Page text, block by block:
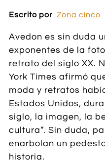
Escrito por Zona cinco
Avedon es sin duda
exponentes de la
retrato del siglo XX.
York Times afirmó
moda y retratos
Estados Unidos,
siglo, la imagen, la
cultura”. Sin duda,
enarbolan un
historia.